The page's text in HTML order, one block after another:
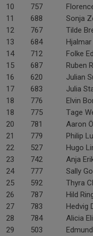
10
757
11
688 Sonja
12
767 Tilde
13
684
14
712 Folke
15
687 Ruben
16
620 Julian
17
683 Julia
18
776 Elvin
18
775 Tage
20
781 Aaron
21
779 Philip
22
527 Hugo
23
742 Anja
24
777 Sally
25
592 Thyra
26
787 Hild
27
783 Hedvig
28
784 Alicia
29
503